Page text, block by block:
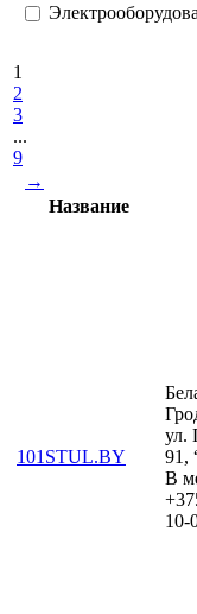
1
2
3
...
9
→
Название
101STUL.BY
ул.
91,
В
10-